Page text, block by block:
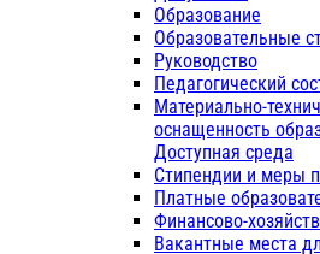
Образование
Образовательные
Руководство
Педагогический
Материально-
оснащенность
Доступная среда
Стипендии и меры
Платные
Финансово-
Вакантные места